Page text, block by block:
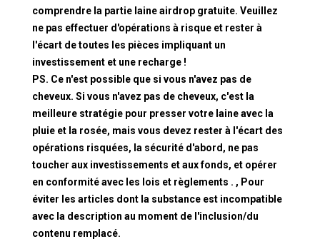
comprendre la partie laine airdrop gratuite. Veuillez
ne pas effectuer d'opérations à risque et rester à
l'écart de toutes les pièces impliquant un
investissement et une recharge !
PS. Ce n'est possible que si vous n'avez pas de
cheveux. Si vous n'avez pas de cheveux, c'est la
meilleure stratégie pour presser votre laine avec la
pluie et la rosée, mais vous devez rester à l'écart des
opérations risquées, la sécurité d'abord, ne pas
toucher aux investissements et aux fonds, et opérer
en conformité avec les lois et règlements . , Pour
éviter les articles dont la substance est incompatible
avec la description au moment de l'inclusion/du
contenu remplacé.